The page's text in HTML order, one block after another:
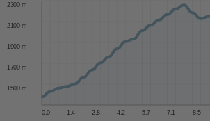
0.0 1.4 2.8 4.2 5.7 7.1 8.5
1500 m
1700 m
1900 m
2100 m
2300 m